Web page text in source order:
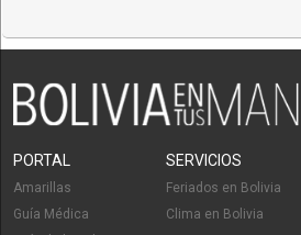
PORTAL
Amarillas
Guía Médica
SERVICIOS
Feriados en Bolivia
Clima en Bolivia